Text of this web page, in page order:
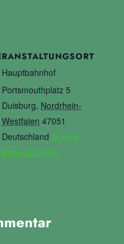
Hauptbahnhof
Portsmouthplatz 5
Duisburg, Nordrhein-
Westfalen 47051
Deutschland Google
Karte anzeigen